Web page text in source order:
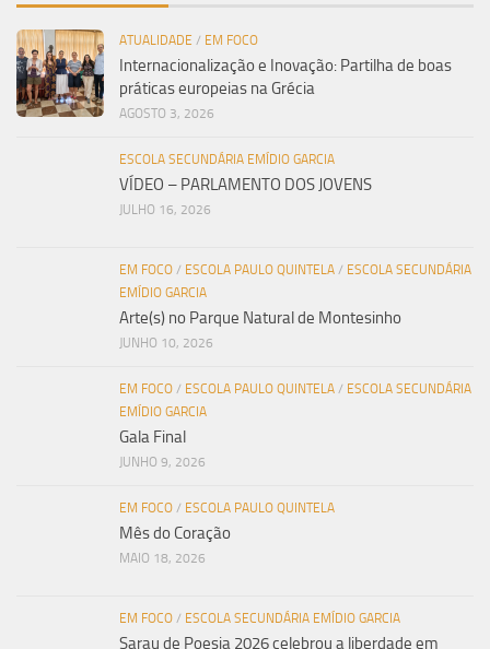
ATUALIDADE / EM FOCO
Internacionalização e Inovação: Partilha de boas
práticas europeias na Grécia
AGOSTO 3, 2026
ESCOLA SECUNDÁRIA EMÍDIO GARCIA
VÍDEO – PARLAMENTO DOS JOVENS
JULHO 16, 2026
EM FOCO / ESCOLA PAULO QUINTELA / ESCOLA SECUNDÁRIA
EMÍDIO GARCIA
Arte(s) no Parque Natural de Montesinho
JUNHO 10, 2026
EM FOCO / ESCOLA PAULO QUINTELA / ESCOLA SECUNDÁRIA
EMÍDIO GARCIA
Gala Final
JUNHO 9, 2026
EM FOCO / ESCOLA PAULO QUINTELA
Mês do Coração
MAIO 18, 2026
EM FOCO / ESCOLA SECUNDÁRIA EMÍDIO GARCIA
Sarau de Poesia 2026 celebrou a liberdade em